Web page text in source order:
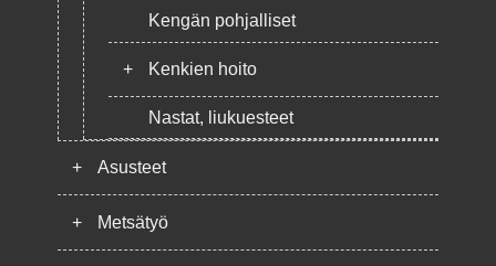
Kengän pohjalliset
+ Kenkien hoito
Nastat, liukuesteet
+ Asusteet
+ Metsätyö